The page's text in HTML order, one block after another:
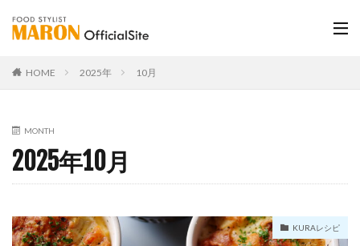
HOME 2025年 10月
MONTH
2025年10月
KURAレシピ